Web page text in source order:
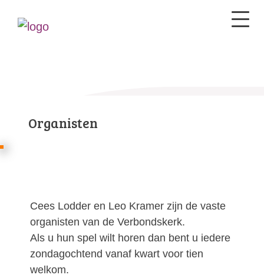
Organisten
Cees Lodder en Leo Kramer zijn de vaste
organisten van de Verbondskerk.
Als u hun spel wilt horen dan bent u iedere
zondagochtend vanaf kwart voor tien
welkom.